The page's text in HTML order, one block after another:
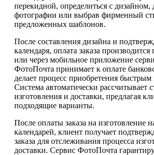
перекидной, определиться с дизайном,
фотографии или выбрав фирменный
предложенных шаблонов.
После составления дизайна и
календаря, оплата заказа
или через мобильное приложение
ФотоПочта принимает к оплате
делает процесс приобретения
Система автоматически рассчитывает
изготовления и доставки, предлагая
подходящие варианты.
После оплаты заказа на изготовление
календарей, клиент получает
заказа для отслеживания процесса
доставки. Сервис ФотоПочта